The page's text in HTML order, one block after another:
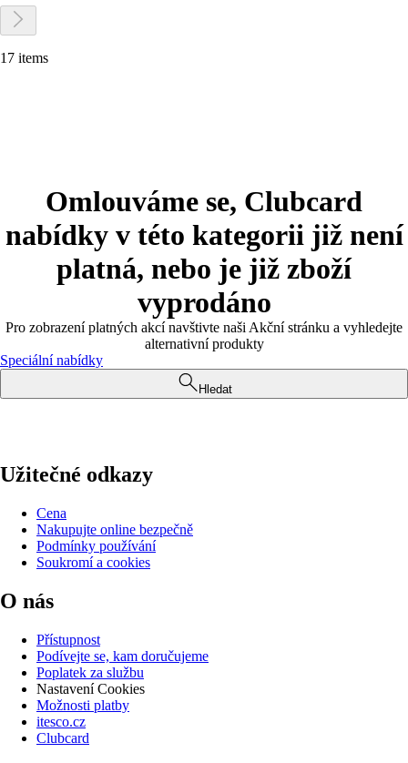
17 items
Omlouváme se, Clubcard
nabídky v této kategorii již není
platná, nebo je již zboží
vyprodáno
Pro zobrazení platných akcí navštivte naši Akční stránku a vyhledejte
alternativní produkty
Speciální nabídky
Hledat
Užitečné odkazy
Cena
Nakupujte online bezpečně
Podmínky používání
Soukromí a cookies
O nás
Přístupnost
Podívejte se, kam doručujeme
Poplatek za službu
Nastavení Cookies
Možnosti platby
itesco.cz
Clubcard